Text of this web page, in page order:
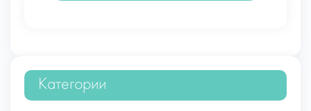
Категории